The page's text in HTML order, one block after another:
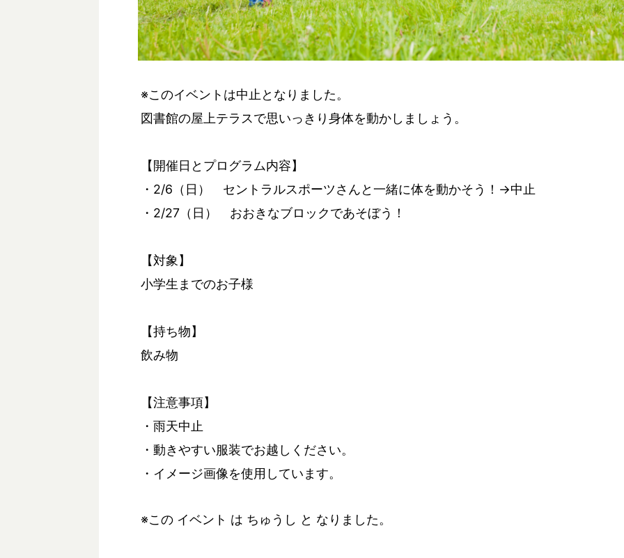
※このイベントは中止となりました。
図書館の屋上テラスで思いっきり身体を動かしましょう。
【開催日とプログラム内容】
・2/6（日） セントラルスポーツさんと一緒に体を動かそう！→中止
・2/27（日） おおきなブロックであそぼう！
【対象】
小学生までのお子様
【持ち物】
飲み物
【注意事項】
・雨天中止
・動きやすい服装でお越しください。
・イメージ画像を使用しています。
※この イベント は ちゅうし と なりました。